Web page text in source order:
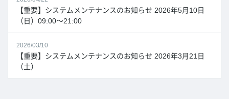
【重要】システムメンテナンスのお知らせ 2026年5月10日
（日）09:00～21:00
2026/03/10
【重要】システムメンテナンスのお知らせ 2026年3月21日
（土）